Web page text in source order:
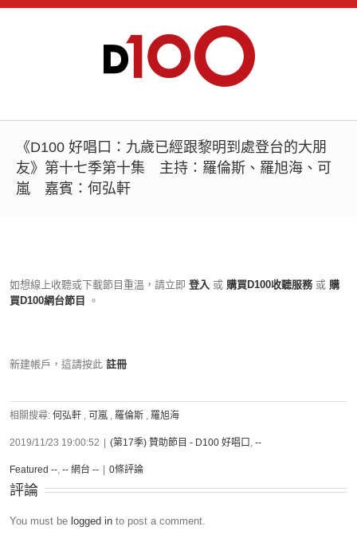
《D100 好唱口：九歲已經跟黎明到處登台的大朋
友》第十七季第十集 主持：羅倫斯、羅旭海、可
嵐 嘉賓：何弘軒
如想線上收聽或下載節目重溫，請立即 登入 或 購買D100收聽服務 或 購
買D100網台節目
。
新建帳戶，這請按此 註冊
相關搜尋: 何弘軒 , 可嵐 , 羅倫斯 , 羅旭海
2019/11/23 19:00:52 (第17季) 贊助節目 - D100 好唱口 , --
Featured --, -- 網台 -- 0條評論
評論
You must be logged in to post a comment.